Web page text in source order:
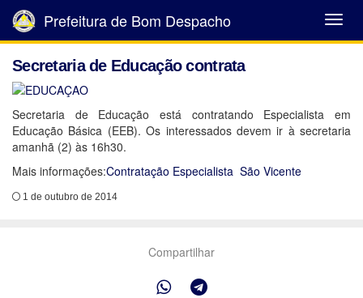
Abrir
Menu
Prefeitura de Bom Despacho
Secretaria de Educação contrata
Secretaria de Educação está contratando Especialista em
Educação Básica (EEB). Os interessados devem ir à secretaria
amanhã (2) às 16h30.
Mais informações:Contratação Especialista São Vicente
1 de outubro de 2014
Compartilhar